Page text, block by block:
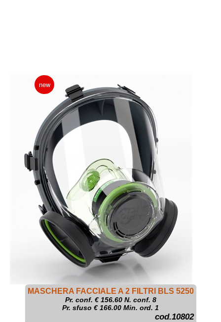
new
MASCHERA FACCIALE A 2 FILTRI BLS 5250
Pr. conf. €156.60N. conf. 8
Pr. sfuso € 166.00 Min. ord. 1
cod.10802